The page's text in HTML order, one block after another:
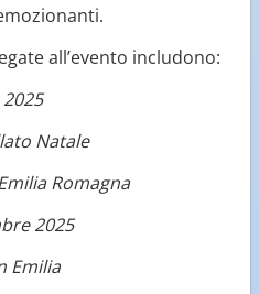
all’evento includono:
Natale
Romagna
2025
Emilia